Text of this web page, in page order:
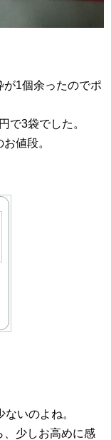
1個余ったのでポ
で3袋でした。
値段。
いのよね。
、少しお高めに感